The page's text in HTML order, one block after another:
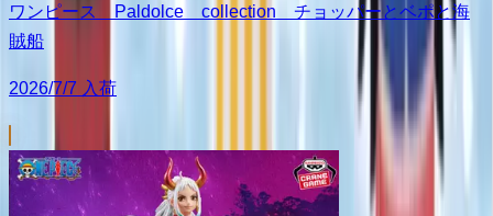
ワンピース Paldolce collection チョッパーとベポと海
賊船
2026/7/7 入荷